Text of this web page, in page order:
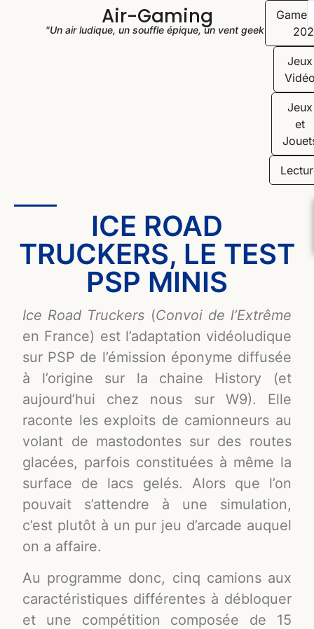
Air-Gaming
"Un air ludique, un souffle épique, un vent geek"
Jeux
Jeux
et
ICE ROAD
TRUCKERS, LE TEST
PSP MINIS
Ice Road Truckers (Convoi de l’Extrême
en France) est l’adaptation vidéoludique
sur PSP de l’émission éponyme diffusée
à l’origine sur la chaine History (et
aujourd’hui chez nous sur W9). Elle
raconte les exploits de camionneurs au
volant de mastodontes sur des routes
glacées, parfois constituées à même la
surface de lacs gelés. Alors que l’on
pouvait s’attendre à une simulation,
c’est plutôt à un pur jeu d’arcade auquel
on a affaire.
Au programme donc, cinq camions aux
caractéristiques différentes à débloquer
et une compétition composée de 15